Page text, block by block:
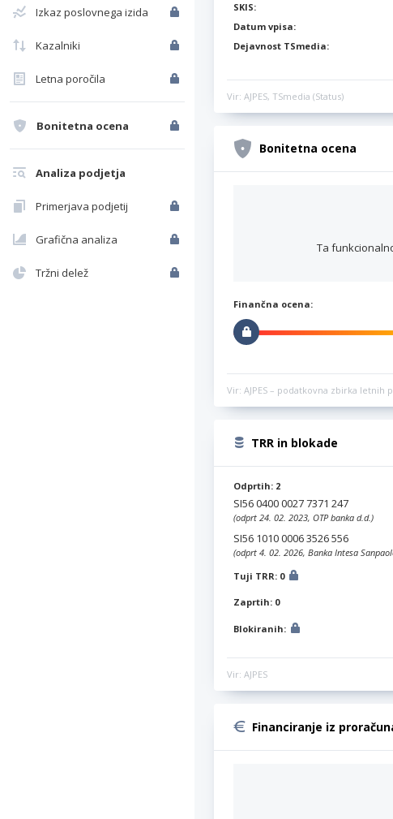
Izkaz poslovnega izida
Kazalniki
Letna poročila
Bonitetna ocena
Analiza podjetja
Primerjava podjetij
Grafična analiza
Tržni delež
SKIS:
Datum vpisa:
Dejavnost TSmedia:
Vir: AJPES, TSmedia (Status)
Bonitetna ocena
Ta
Finančna ocena:
Vir: AJPES – podatkovna zbirka letnih
TRR in blokade
Odprtih: 2
SI56 0400 0027 7371 247
(odprt 24. 02. 2023, OTP banka d.d.)
SI56 1010 0006 3526 556
(odprt 4. 02. 2026, Banka Intesa
Tuji TRR: 0
Zaprtih: 0
Blokiranih:
Vir: AJPES
Financiranje iz